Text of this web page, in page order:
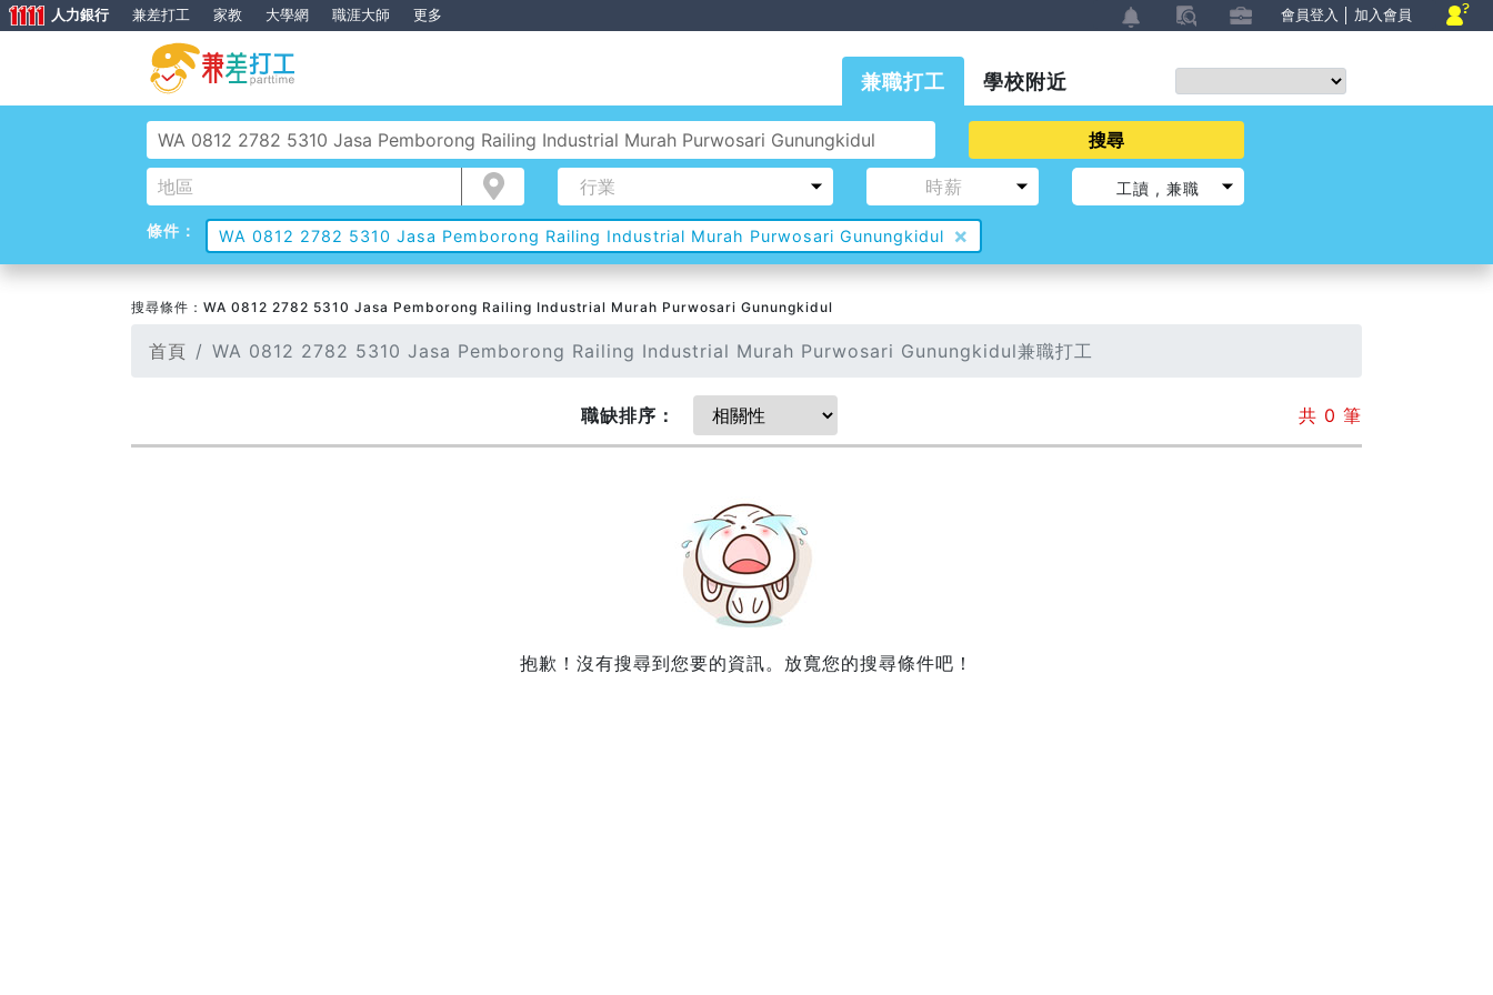
會員登入 加入會員
人力銀行 兼差打工 家教 大學網 職涯大師 更多
兼職打工 學校附近
搜尋
時薪 工讀 兼職
條件： WA 0812 2782 5310 Jasa Pemborong Railing Industrial Murah Purwosari Gunungkidul ×
搜尋條件：WA 0812 2782 5310 Jasa Pemborong Railing Industrial Murah Purwosari Gunungkidul
首頁 WA 0812 2782 5310 Jasa Pemborong Railing Industrial Murah Purwosari Gunungkidul兼職打工
共 0 筆
職缺排序：
抱歉！沒有搜尋到您要的資訊。放寬您的搜尋條件吧！